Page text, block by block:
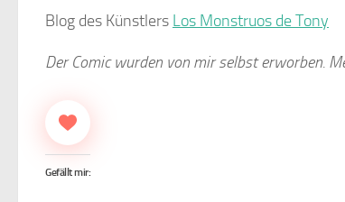
Blog des Künstlers Los Monstruos de Tony
Der Comic wurden von mir selbst erworben.
Gefällt mir: